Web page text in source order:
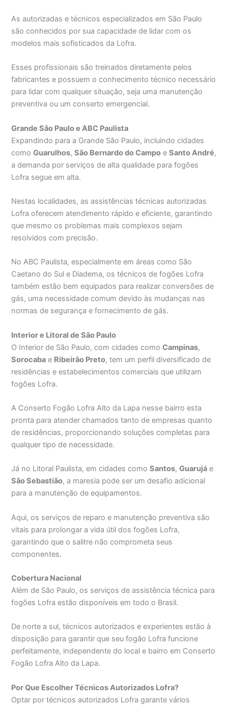
As autorizadas e técnicos especializados em São Paulo
são conhecidos por sua capacidade de lidar com os
modelos mais sofisticados da Lofra.
Esses profissionais são treinados diretamente pelos
fabricantes e possuem o conhecimento técnico necessário
para lidar com qualquer situação, seja uma manutenção
preventiva ou um conserto emergencial.
Grande São Paulo e ABC Paulista
Expandindo para a Grande São Paulo, incluindo cidades
comoGuarulhos,São Bernardo do Campo eSanto André,
a demanda por serviços de alta qualidade para fogões
Lofra segue em alta.
Nestas localidades, as assistências técnicas autorizadas
Lofra oferecem atendimento rápido e eficiente, garantindo
que mesmo os problemas mais complexos sejam
resolvidos com precisão.
No ABC Paulista, especialmente em áreas como São
Caetano do Sul e Diadema, os técnicos de fogões Lofra
também estão bem equipados para realizar conversões de
gás, uma necessidade comum devido às mudanças nas
normas de segurança e fornecimento de gás.
Interior e Litoral de São Paulo
O Interior de São Paulo, com cidades comoCampinas,
Sorocaba e Ribeirão Preto, tem um perfil diversificado de
residências e estabelecimentos comerciais que utilizam
fogões Lofra.
A Conserto Fogão Lofra Alto da Lapa nesse bairro esta
pronta para atender chamados tanto de empresas quanto
de residências, proporcionando soluções completas para
qualquer tipo de necessidade.
Já no Litoral Paulista, em cidades comoSantos,Guarujá e
São Sebastião, a maresia pode ser um desafio adicional
para a manutenção de equipamentos.
Aqui, os serviços de reparo e manutenção preventiva são
vitais para prolongar a vida útil dos fogões Lofra,
garantindo que o salitre não comprometa seus
componentes.
Cobertura Nacional
Além de São Paulo, os serviços de assistência técnica para
fogões Lofra estão disponíveis em todo o Brasil.
De norte a sul, técnicos autorizados e experientes estão à
disposição para garantir que seu fogão Lofra funcione
perfeitamente, independente do local e bairro em Conserto
Fogão Lofra Alto da Lapa.
Por Que Escolher Técnicos Autorizados Lofra?
Optar por técnicos autorizados Lofra garante vários